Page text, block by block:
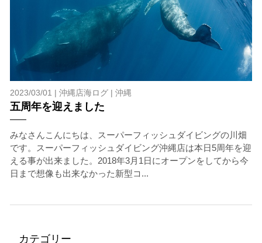
2023/03/01 | 沖縄店海ログ| 沖縄
五周年を迎えました
みなさんこんにちは、スーパーフィッシュダイビングの川畑
です。スーパーフィッシュダイビング沖縄店は本日5周年を迎
える事が出来ました。2018年3月1日にオープンをしてから今
日まで想像も出来なかった新型コ...
カテゴリー